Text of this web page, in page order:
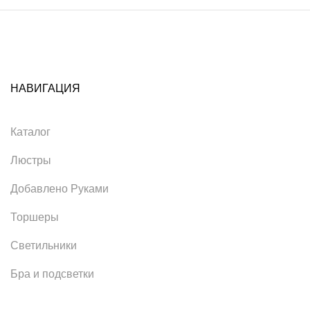
НАВИГАЦИЯ
Каталог
Люстры
Добавлено Руками
Торшеры
Светильники
Бра и подсветки